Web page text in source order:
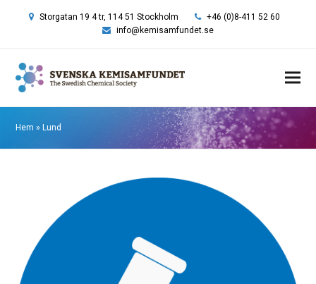
Storgatan 19 4 tr, 114 51 Stockholm
+46 (0)8-411 52 60
info@kemisamfundet.se
Hem » Lund